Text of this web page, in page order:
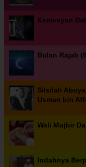
Kemenyan
Bulan Rajab
Silsilah
Usman bin
Wali Mujbir
Indahnya